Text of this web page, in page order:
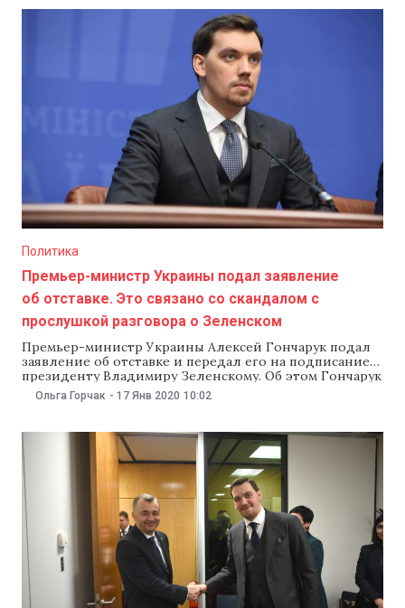
представителей Нацбанка Украины. «Требую, чтобы за
две недели, как можно скорее, мы получили
информацию — кто вел записи.
Политика
Премьер-министр Украины подал заявление
об отставке. Это связано со скандалом с
прослушкой разговора о Зеленском
Премьер-министр Украины Алексей Гончарук подал
заявление об отставке и передал его на подписание
президенту Владимиру Зеленскому. Об этом Гончарук
написал в Facebook 17 января. «Я вступил в эту
должность, чтобы выполнять программу президента.
порядочности. Однако, чтобы развеять всякие
сомнения нашего уважения и доверия
Ольга Горчак - 17 Янв 2020 10:02